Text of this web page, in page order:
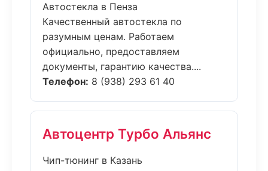
Автостекла в Пенза
Качественный автостекла по
разумным ценам. Работаем
официально, предоставляем
документы, гарантию качества....
Телефон: 8 (938) 293 61 40
Автоцентр Турбо Альянс
Чип-тюнинг в Казань